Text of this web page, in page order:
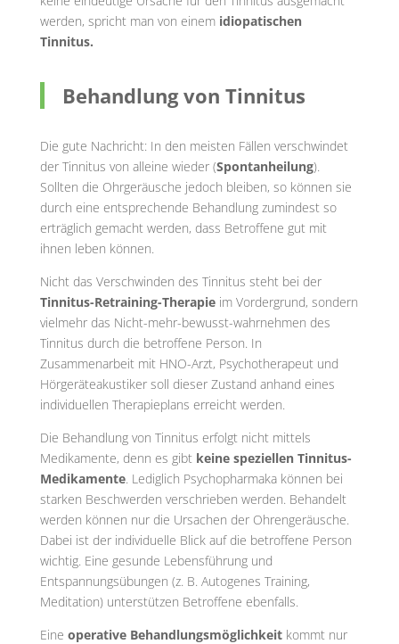
werden, spricht man von einem idiopatischen
Tinnitus.
Behandlung von Tinnitus
Die gute Nachricht: In den meisten Fällen verschwindet
der Tinnitus von alleine wieder (Spontanheilung).
Sollten die Ohrgeräusche jedoch bleiben, so können sie
durch eine entsprechende Behandlung zumindest so
erträglich gemacht werden, dass Betroffene gut mit
ihnen leben können.
Nicht das Verschwinden des Tinnitus steht bei der
Tinnitus-Retraining-Therapieim Vordergrund, sondern
vielmehr das Nicht-mehr-bewusst-wahrnehmen des
Tinnitus durch die betroffene Person. In
Zusammenarbeit mit HNO-Arzt, Psychotherapeut und
Hörgeräteakustiker soll dieser Zustand anhand eines
individuellen Therapieplans erreicht werden.
Die Behandlung von Tinnitus erfolgt nicht mittels
Medikamente, denn es gibt keine speziellen Tinnitus-
Medikamente. Lediglich Psychopharmaka können bei
starken Beschwerden verschrieben werden. Behandelt
werden können nur die Ursachen der Ohrengeräusche.
Dabei ist der individuelle Blick auf die betroffene Person
wichtig. Eine gesunde Lebensführung und
Entspannungsübungen (z. B. Autogenes Training,
Meditation) unterstützen Betroffene ebenfalls.
Eine operative Behandlungsmöglichkeitkommt nur